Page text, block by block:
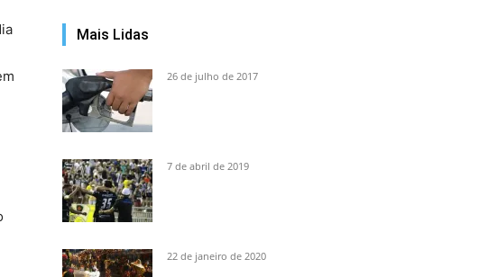
Mais Lidas
26 de julho de 2017
7 de abril de 2019
22 de janeiro de 2020